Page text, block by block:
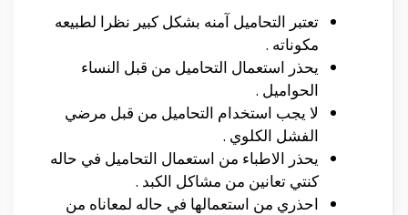
تعتبر التحاميل آمنه بشكل كبير نظرا لطبيعه
مكوناته .
يحذر استعمال التحاميل من قبل النساء
الحواميل .
لا يجب استخدام التحاميل من قبل مرضي
الفشل الكلوي .
يحذر الاطباء من استعمال التحاميل في حاله
كنتي تعانين من مشاكل الكبد .
احذري من استعمالها في حاله لمعاناه من